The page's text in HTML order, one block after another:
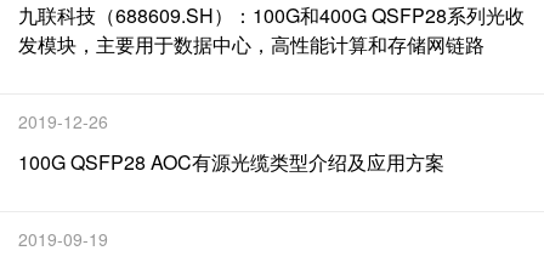
九联科技（688609.SH）：100G和400G QSFP28系列光收
发模块，主要用于数据中心，高性能计算和存储网链路
2019-12-26
100G QSFP28 AOC有源光缆类型介绍及应用方案
2019-09-19